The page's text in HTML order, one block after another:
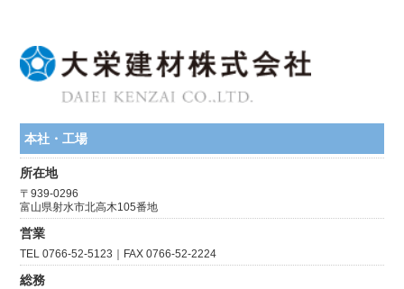
本社・工場
所在地
〒939-0296
富山県射水市北高木105番地
営業
TEL 0766-52-5123｜FAX 0766-52-2224
総務